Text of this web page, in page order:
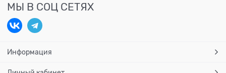
МЫ В СОЦ СЕТЯХ
Информация